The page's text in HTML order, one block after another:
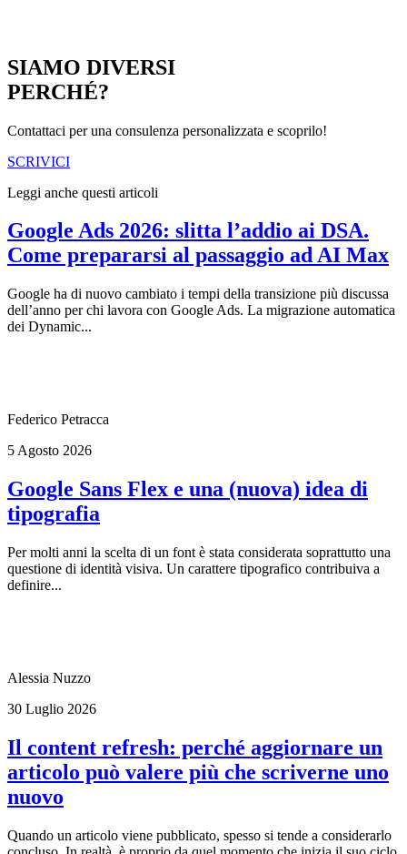
SIAMO DIVERSI
PERCHÉ?
Contattaci per una consulenza personalizzata e scoprilo!
SCRIVICI
Leggi anche questi articoli
Google Ads 2026: slitta l’addio ai DSA.
Come prepararsi al passaggio ad AI Max
Google ha di nuovo cambiato i tempi della transizione più discussa
dell’anno per chi lavora con Google Ads. La migrazione automatica
dei Dynamic...
Federico Petracca
5 Agosto 2026
Google Sans Flex e una (nuova) idea di
tipografia
Per molti anni la scelta di un font è stata considerata soprattutto una
questione di identità visiva. Un carattere tipografico contribuiva a
definire...
Alessia Nuzzo
30 Luglio 2026
Il content refresh: perché aggiornare un
articolo può valere più che scriverne uno
nuovo
Quando un articolo viene pubblicato, spesso si tende a considerarlo